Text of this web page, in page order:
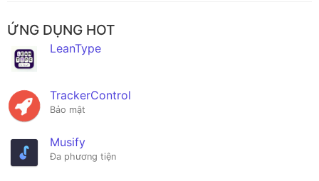
ỨNG DỤNG HOT
LeanType
TrackerControl
Bảo mật
Musify
Đa phương tiện